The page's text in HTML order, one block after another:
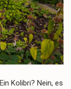
Kolibri? Nein, es